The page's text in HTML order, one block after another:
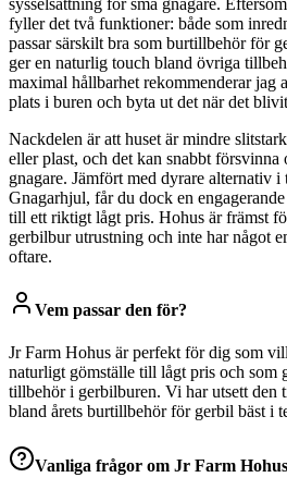
fyller det två funktioner: både som
passar särskilt bra som burtillbehör för
ger en naturlig touch bland övriga
maximal hållbarhet rekommenderar jag
plats i buren och byta ut det när det
Nackdelen är att huset är mindre
eller plast, och det kan snabbt
gnagare. Jämfört med dyrare alternativ
Gnagarhjul, får du dock en
till ett riktigt lågt pris. Hohus är främst
gerbilbur utrustning och inte har något
oftare.
Vem passar den för?
Jr Farm Hohus är perfekt för dig som
naturligt gömställe till lågt pris och som
tillbehör i gerbilburen. Vi har utsett den
bland årets burtillbehör för gerbil bäst i
Vanliga frågor om Jr Farm Hohus